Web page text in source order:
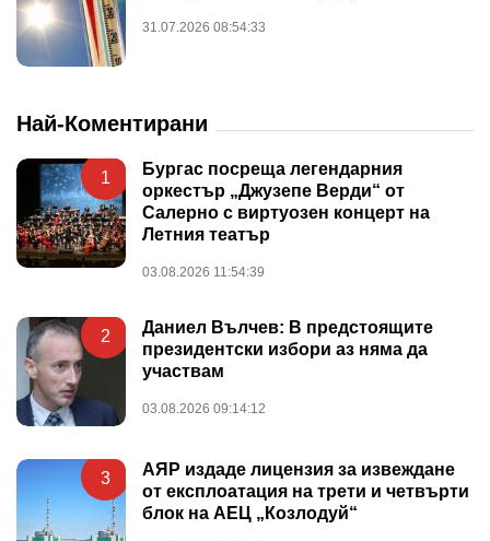
31.07.2026 08:54:33
Най-Коментирани
1
Бургас посреща легендарния
оркестър „Джузепе Верди“ от
Салерно с виртуозен концерт на
Летния театър
03.08.2026 11:54:39
2
Даниел Вълчев: В предстоящите
президентски избори аз няма да
участвам
03.08.2026 09:14:12
3
АЯР издаде лицензия за извеждане
от експлоатация на трети и четвърти
блок на АЕЦ „Козлодуй“